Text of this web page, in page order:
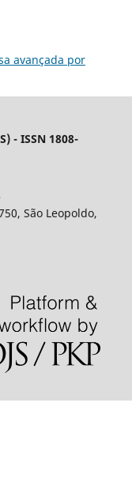
avançada por
- ISSN 1808-
São Leopoldo,